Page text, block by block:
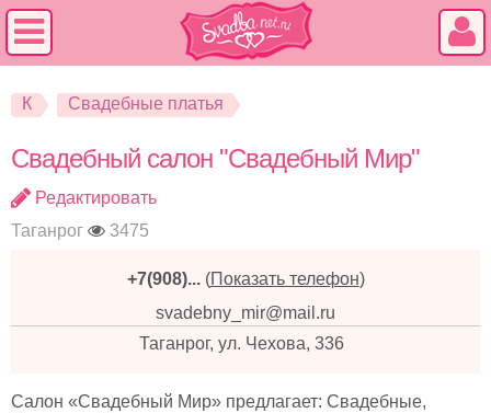
К Свадебные платья
Свадебный салон "Свадебный Мир"
Редактировать
Таганрог
3475
+7(908)... (Показать телефон)
svadebny_mir@mail.ru
Таганрог, ул. Чехова, 336
Салон «Свадебный Мир» предлагает: Свадебные,